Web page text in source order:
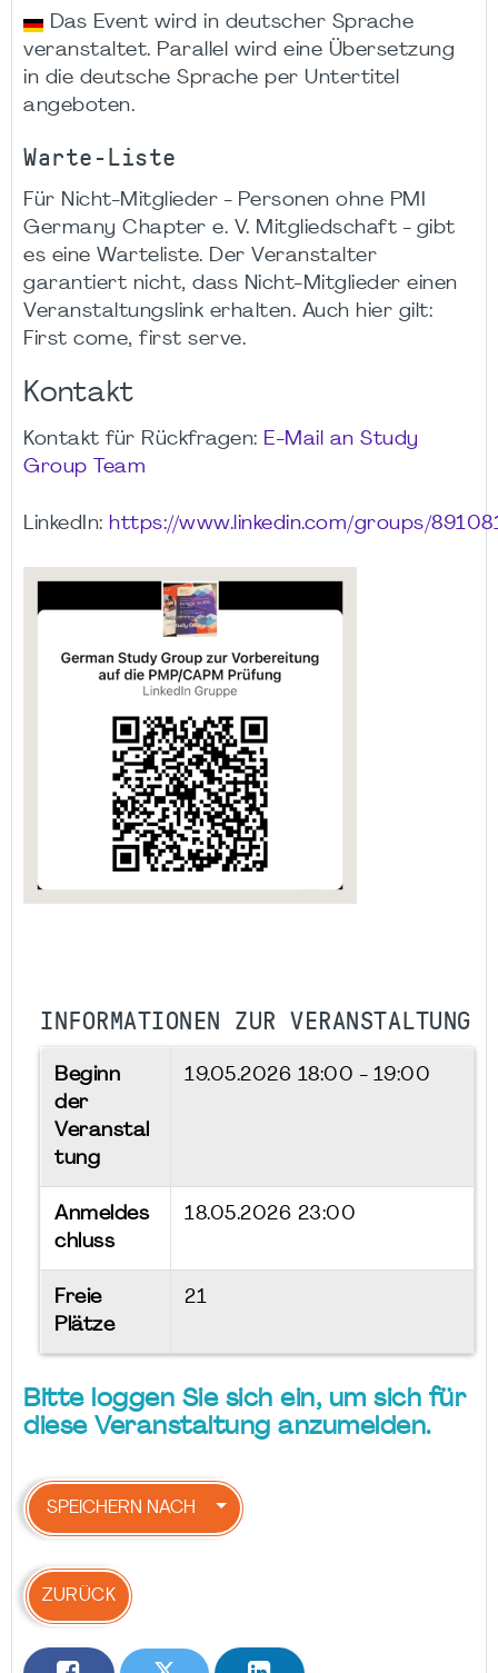
Das Event wird in deutscher Sprache
veranstaltet. Parallel wird eine Übersetzung
in die deutsche Sprache per Untertitel
angeboten.
Warte-Liste
Für Nicht-Mitglieder - Personen ohne PMI
Germany Chapter e. V. Mitgliedschaft - gibt
es eine Warteliste. Der Veranstalter
garantiert nicht, dass Nicht-Mitglieder einen
Veranstaltungslink erhalten. Auch hier gilt:
First come, first serve.
Kontakt
Kontakt für Rückfragen: E-Mail an Study
Group Team
LinkedIn: https://www.linkedin.com/groups/
INFORMATIONEN ZUR VERANSTALTUNG
Beginn
der
Veranstal
tung
19.05.2026 18:00 - 19:00
Anmeldes
chluss
18.05.2026 23:00
Freie
Plätze
21
Bitte loggen Sie sich ein, um sich für
diese Veranstaltung anzumelden.
SPEICHERN NACH
ZURÜCK